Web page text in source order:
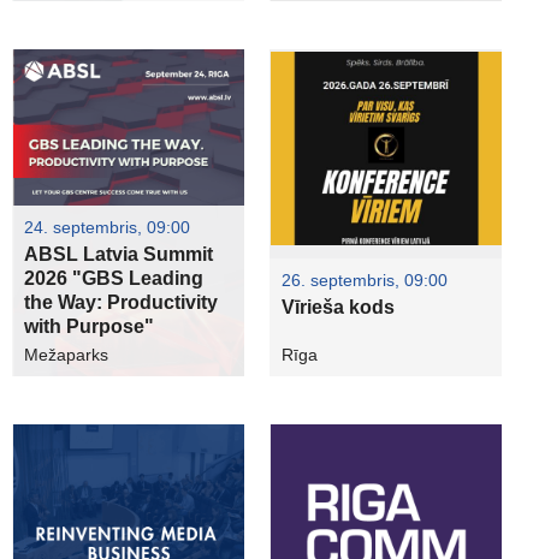
24. septembris, 09:00
ABSL Latvia Summit
2026 "GBS Leading
the Way: Productivity
with Purpose"
Mežaparks
26. septembris, 09:00
Vīrieša kods
Rīga